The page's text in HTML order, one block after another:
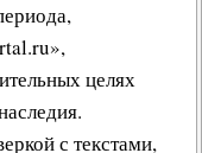
целях
с текстами,